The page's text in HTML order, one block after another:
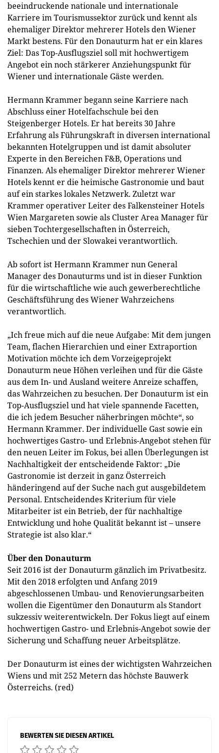
beeindruckende nationale und internationale
Karriere im Tourismussektor zurück und kennt als
ehemaliger Direktor mehrerer Hotels den Wiener
Markt bestens. Für den Donauturm hat er ein klares
Ziel: Das Top-Ausflugsziel soll mit hochwertigem
Angebot ein noch stärkerer Anziehungspunkt für
Wiener und internationale Gäste werden.
Hermann Krammer begann seine Karriere nach
Abschluss einer Hotelfachschule bei den
Steigenberger Hotels. Er hat bereits 30 Jahre
Erfahrung als Führungskraft in diversen international
bekannten Hotelgruppen und ist damit absoluter
Experte in den Bereichen F&B, Operations und
Finanzen. Als ehemaliger Direktor mehrerer Wiener
Hotels kennt er die heimische Gastronomie und baut
auf ein starkes lokales Netzwerk. Zuletzt war
Krammer operativer Leiter des Falkensteiner Hotels
Wien Margareten sowie als Cluster Area Manager für
sieben Tochtergesellschaften in Österreich,
Tschechien und der Slowakei verantwortlich.
Ab sofort ist Hermann Krammer nun General
Manager des Donauturms und ist in dieser Funktion
für die wirtschaftliche wie auch gewerberechtliche
Geschäftsführung des Wiener Wahrzeichens
verantwortlich.
„Ich freue mich auf die neue Aufgabe: Mit dem jungen
Team, flachen Hierarchien und einer Extraportion
Motivation möchte ich dem Vorzeigeprojekt
Donauturm neue Höhen verleihen und für die Gäste
aus dem In- und Ausland weitere Anreize schaffen,
das Wahrzeichen zu besuchen. Der Donauturm ist ein
Top-Ausflugsziel und hat viele spannende Facetten,
die ich jedem Besucher näherbringen möchte“, so
Hermann Krammer. Der individuelle Gast sowie ein
hochwertiges Gastro- und Erlebnis-Angebot stehen für
den neuen Leiter im Fokus, bei allen Überlegungen ist
Nachhaltigkeit der entscheidende Faktor: „Die
Gastronomie ist derzeit in ganz Österreich
händeringend auf der Suche nach gut ausgebildetem
Personal. Entscheidendes Kriterium für viele
Mitarbeiter ist ein Betrieb, der für nachhaltige
Entwicklung und hohe Qualität bekannt ist – unsere
Strategie ist also klar.“
Über den Donauturm
Seit 2016 ist der Donauturm gänzlich im Privatbesitz.
Mit den 2018 erfolgten und Anfang 2019
abgeschlossenen Umbau- und Renovierungsarbeiten
wollen die Eigentümer den Donauturm als Standort
sukzessiv weiterentwickeln. Der Fokus liegt auf einem
hochwertigen Gastro- und Erlebnis-Angebot sowie der
Sicherung und Schaffung neuer Arbeitsplätze.
Der Donauturm ist eines der wichtigsten Wahrzeichen
Wiens und mit 252 Metern das höchste Bauwerk
Österreichs. (red)
BEWERTEN SIE DIESEN ARTIKEL